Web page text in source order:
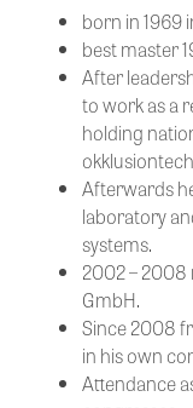
born in 1969
best master
After
to work as a
holding
Afterwards
laboratory
systems.
2002 – 2008
GmbH.
Since 2008
in his own
Attendance